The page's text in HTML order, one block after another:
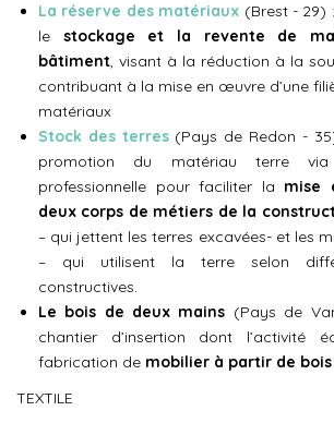
La réserve des matériaux (Brest - 29)
le stockage et la revente de
bâtiment, visant à la réduction à la
contribuant à la mise en œuvre d’une
matériaux
Stock des terres(Pays de Redon -
promotion du matériau terre
professionnelle pour faciliter la mise
deux corps de métiers de la
– qui jettent les terres excavées- et les
– qui utilisent la terre selon
constructives.
Le bois de deux mains (Pays de
chantier d’insertion dont l’activité
fabrication de mobilier à partir de
TEXTILE